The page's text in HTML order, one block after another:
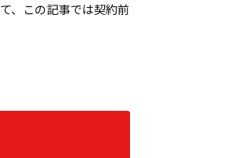
、この記事では契約前